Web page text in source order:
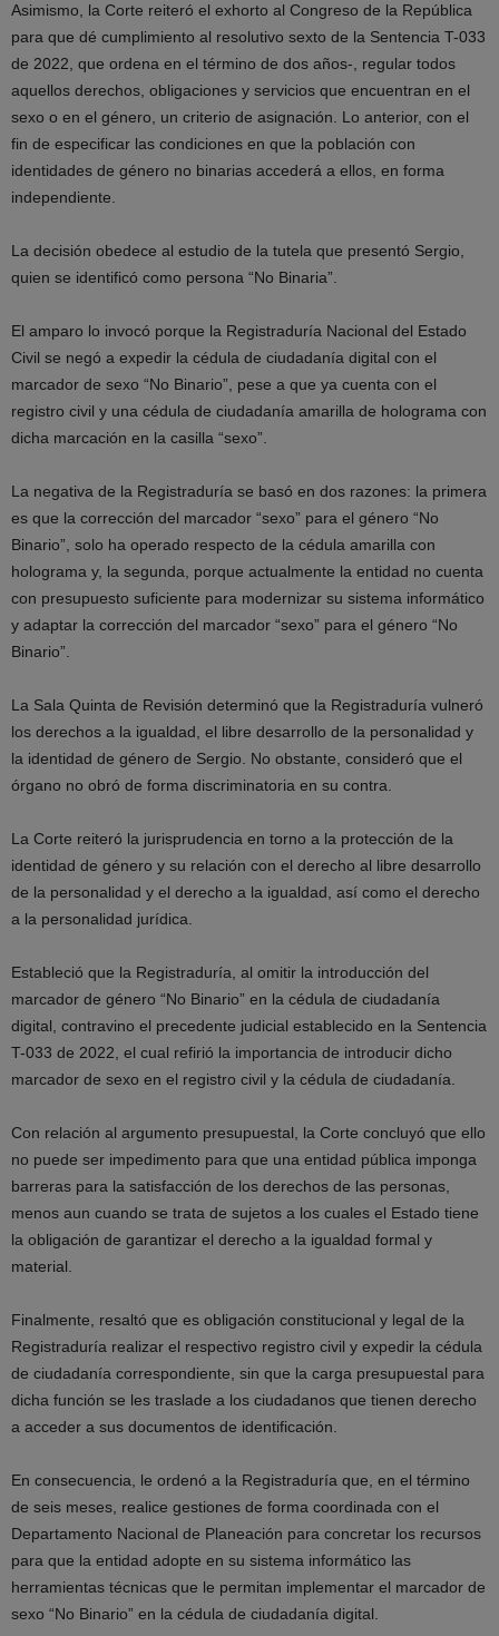
Asimismo, la Corte reiteró el exhorto al Congreso de la República
para que dé cumplimiento al resolutivo sexto de la Sentencia T-033
de 2022, que ordena en el término de dos años-, regular todos
aquellos derechos, obligaciones y servicios que encuentran en el
sexo o en el género, un criterio de asignación. Lo anterior, con el
fin de especificar las condiciones en que la población con
identidades de género no binarias accederá a ellos, en forma
independiente.
La decisión obedece al estudio de la tutela que presentó Sergio,
quien se identificó como persona “No Binaria”.
El amparo lo invocó porque la Registraduría Nacional del Estado
Civil se negó a expedir la cédula de ciudadanía digital con el
marcador de sexo “No Binario”, pese a que ya cuenta con el
registro civil y una cédula de ciudadanía amarilla de holograma con
dicha marcación en la casilla “sexo”.
La negativa de la Registraduría se basó en dos razones: la primera
es que la corrección del marcador “sexo” para el género “No
Binario”, solo ha operado respecto de la cédula amarilla con
holograma y, la segunda, porque actualmente la entidad no cuenta
con presupuesto suficiente para modernizar su sistema informático
y adaptar la corrección del marcador “sexo” para el género “No
Binario”.
La Sala Quinta de Revisión determinó que la Registraduría vulneró
los derechos a la igualdad, el libre desarrollo de la personalidad y
la identidad de género de Sergio. No obstante, consideró que el
órgano no obró de forma discriminatoria en su contra.
La Corte reiteró la jurisprudencia en torno a la protección de la
identidad de género y su relación con el derecho al libre desarrollo
de la personalidad y el derecho a la igualdad, así como el derecho
a la personalidad jurídica.
Estableció que la Registraduría, al omitir la introducción del
marcador de género “No Binario” en la cédula de ciudadanía
digital, contravino el precedente judicial establecido en la Sentencia
T-033 de 2022, el cual refirió la importancia de introducir dicho
marcador de sexo en el registro civil y la cédula de ciudadanía.
Con relación al argumento presupuestal, la Corte concluyó que ello
no puede ser impedimento para que una entidad pública imponga
barreras para la satisfacción de los derechos de las personas,
menos aun cuando se trata de sujetos a los cuales el Estado tiene
la obligación de garantizar el derecho a la igualdad formal y
material.
Finalmente, resaltó que es obligación constitucional y legal de la
Registraduría realizar el respectivo registro civil y expedir la cédula
de ciudadanía correspondiente, sin que la carga presupuestal para
dicha función se les traslade a los ciudadanos que tienen derecho
a acceder a sus documentos de identificación.
En consecuencia, le ordenó a la Registraduría que, en el término
de seis meses, realice gestiones de forma coordinada con el
Departamento Nacional de Planeación para concretar los recursos
para que la entidad adopte en su sistema informático las
herramientas técnicas que le permitan implementar el marcador de
sexo “No Binario” en la cédula de ciudadanía digital.